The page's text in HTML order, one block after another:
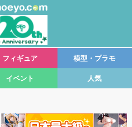
フィギュア 模型・プラモ
イベント 人気